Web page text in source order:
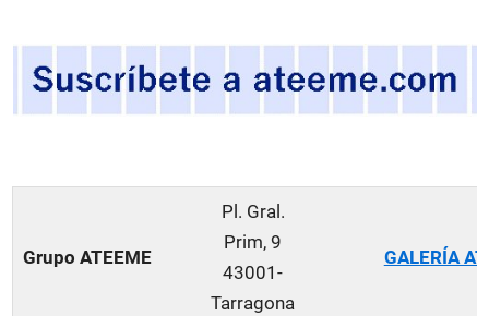
Grupo ATEEME
Pl. Gral.
Prim, 9
43001-
Tarragona
GALERÍA